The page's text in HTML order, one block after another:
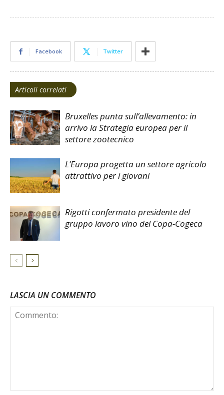
Facebook Twitter
Articoli correlati
Bruxelles punta sull’allevamento: in
arrivo la Strategia europea per il
settore zootecnico
L’Europa progetta un settore agricolo
attrattivo per i giovani
Rigotti confermato presidente del
gruppo lavoro vino del Copa-Cogeca
LASCIA UN COMMENTO